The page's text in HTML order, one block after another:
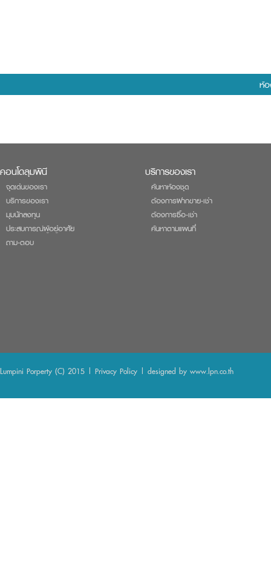
ห้อ
คอนโดลุมพินี
จุดเด่นของเรา
บริการของเรา
มุมนักลงทุน
ประสบการณ์ผู้อยู่อาศัย
ถาม-ตอบ
บริการของเรา
ค้นหาห้องชุด
ต้องการฝากขาย-เช่า
ต้องการซื้อ-เช่า
ค้นหาตามแผนที่
Lumpini Porperty (C) 2015 | Privacy Policy | designed by www.lpn.co.th